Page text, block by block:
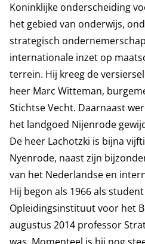
Koninklijke onderscheiding
het gebied van onderwijs,
strategisch
internationale inzet op
terrein. Hij kreeg de
heer Marc Witteman,
Stichtse Vecht. Daarnaast
het landgoed Nijenrode
De heer Lachotzki is bijna
Nyenrode, naast zijn
van het Nederlandse en
Hij begon als 1966 als
Opleidingsinstituut voor het
augustus 2014 professor